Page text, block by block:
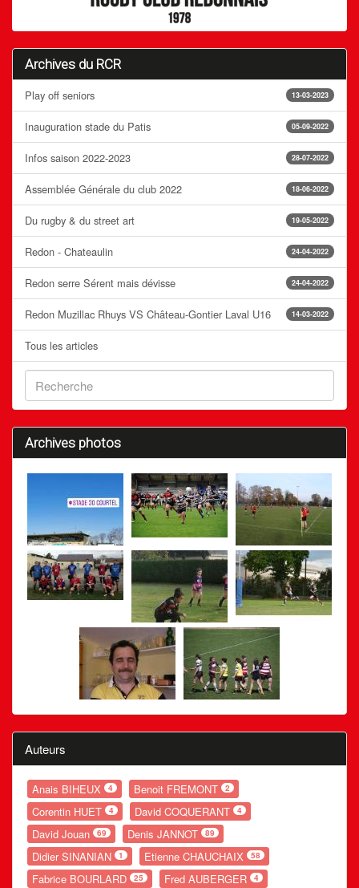
Archives du RCR
13-03-2023
Play off seniors
05-09-2022
Inauguration stade du Patis
28-07-2022
Infos saison 2022-2023
18-06-2022
Assemblée Générale du club 2022
19-05-2022
Du rugby & du street art
24-04-2022
Redon - Chateaulin
24-04-2022
Redon serre Sérent mais dévisse
14-03-2022
Redon Muzillac Rhuys VS Château-Gontier Laval U16
Tous les articles
Archives photos
Auteurs
Anais BIHEUX 4 Benoit FREMONT 2
Corentin HUET 4 David COQUERANT 4
David Jouan 69 Denis JANNOT 89
Didier SINANIAN 1 Etienne CHAUCHAIX 58
Fabrice BOURLARD 25 Fred AUBERGER 4